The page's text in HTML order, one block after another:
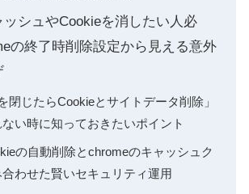
ッシュやCookieを消したい人必
の終了時削除設定から見える意外
閉じたらCookieとサイトデータ削除」
い時に知っておきたいポイント
の自動削除とchromeのキャッシュク
合わせた賢いセキュリティ運用